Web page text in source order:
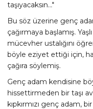
taşıyacaksın..."
Bu söz üzerine genç
çağırmaya başlamış.
mücevher ustalığını
böyle eziyet ettiği için,
çağıra söylemiş.
Genç adam kendisine
hissettirmeden bir taşı
kıpkırmızı genç adam,